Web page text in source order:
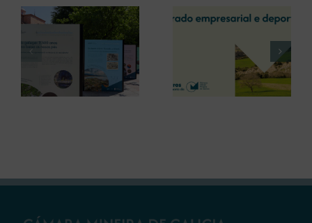
La COMG reúne a
dos líderes
empresarias con
motivo de su
Centenario para
debatir sobre el
La OIPE y el
CRETUS
presentan las
últimas
innovaciones en
restauración